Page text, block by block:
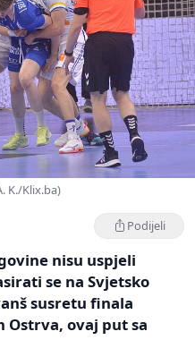
K./Klix.ba)
Podijeli
nisu uspjeli
se na Svjetsko
susretu finala
Ostrva, ovaj put sa